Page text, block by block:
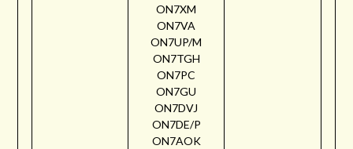
ON7XM
ON7VA
ON7UP/M
ON7TGH
ON7PC
ON7GU
ON7DVJ
ON7DE/P
ON7AOK